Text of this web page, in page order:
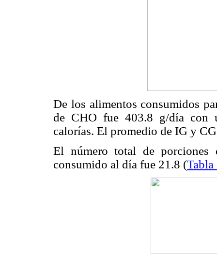
De los alimentos consumidos
de CHO fue 403.8 g/día con
calorías. El promedio de IG y
El número total de porciones
consumido al día fue 21.8 (Tabla